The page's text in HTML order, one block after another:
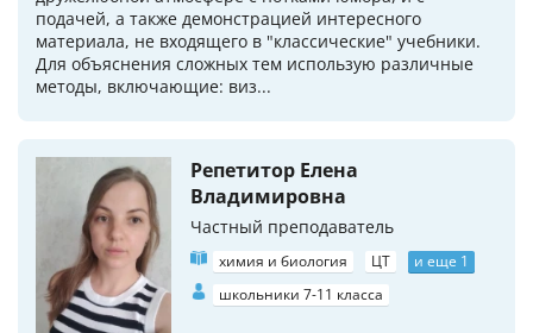
подачей, а также демонстрацией интересного
материала, не входящего в "классические" учебники.
Для объяснения сложных тем использую различные
методы, включающие: виз...
Репетитор Елена
Владимировна
Частный преподаватель
химия и биология ЦТ
и еще 1
школьники 7-11 класса